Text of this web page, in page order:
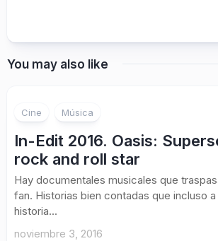
You may also like
Cine Música
In-Edit 2016. Oasis:
rock and roll star
Hay documentales musicales que
fan. Historias bien contadas que incluso a
historia...
noviembre 3, 2016